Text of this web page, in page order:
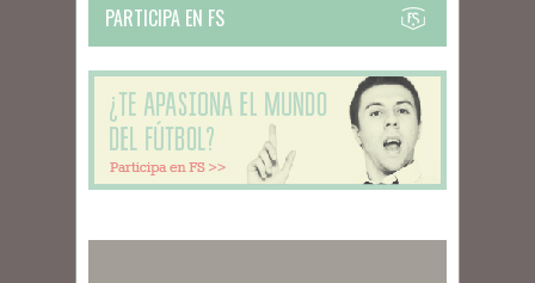
PARTICIPA EN FS